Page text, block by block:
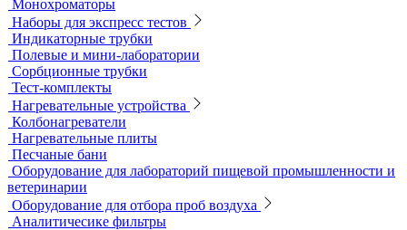
Микроскопы
Инвертируемые микроскопы
Комплектующие к микроскопам
Лабораторные микроскопы
Люминесцентные микроскопы
Металлографические микроскопы
Объективы для микроскопов
Окуляры для микроскопов
Поляризационные микроскопы
Стереоскопические микроскопы
Учебные микроскопы
Цифровые камеры для микроскопов
Цифровые микроскопы
Монохроматоры